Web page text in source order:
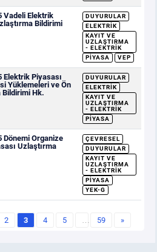
Vadeli Elektrik
Bildirimi
DUYURULAR
ELEKTRIK
KAYIT VE
UZLAŞTIRMA
- ELEKTRIK
PIYASA
VEP
Elektrik Piyasası
Yüklemeleri ve Ön
Bildirimi Hk.
DUYURULAR
ELEKTRIK
KAYIT VE
UZLAŞTIRMA
- ELEKTRIK
PIYASA
Dönemi Organize
Uzlaştırma
ÇEVRESEL
DUYURULAR
KAYIT VE
UZLAŞTIRMA
- ELEKTRIK
PIYASA
YEK-G
2 3 4 5 … 59 »